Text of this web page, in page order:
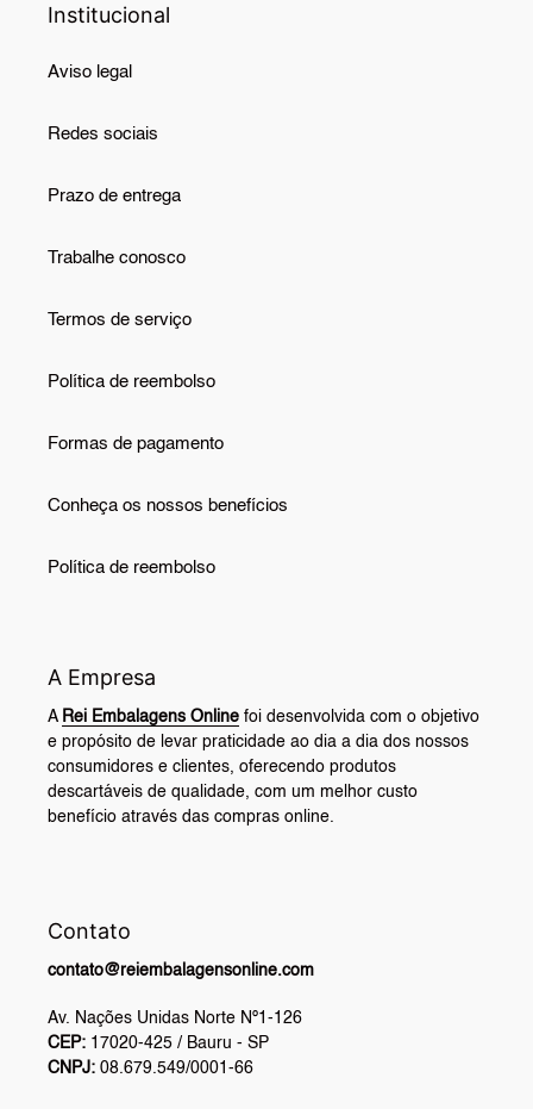
Institucional
Aviso legal
Redes sociais
Prazo de entrega
Trabalhe conosco
Termos de serviço
Política de reembolso
Formas de pagamento
Conheça os nossos benefícios
Política de reembolso
A Empresa
A Rei Embalagens Online foi desenvolvida com o objetivo
e propósito de levar praticidade ao dia a dia dos nossos
consumidores e clientes, oferecendo produtos
descartáveis de qualidade, com um melhor custo
benefício através das compras online.
Contato
contato@reiembalagensonline.com
Av. Nações Unidas Norte Nº1-126
CEP: 17020-425 / Bauru - SP
CNPJ: 08.679.549/0001-66